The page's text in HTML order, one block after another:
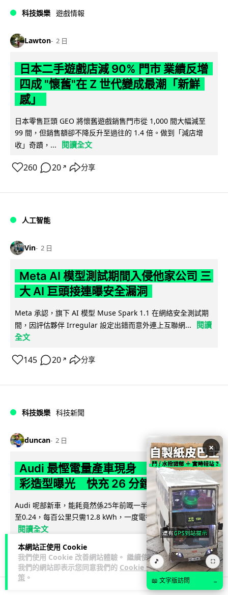
本網站正使用 Cookie
我們使用 Cookie 改善網站體驗。 繼續使用
我們的網站即表示您同意我們的 Cookie 政
策 。
科技娛樂 遊戲情報
Lawton 2 日
日本二手遊戲店減 90% 門市 業績反增
四成 "懷舊"在 Z 世代變成最潮「新鮮
感」
日本零售巨頭 GEO 將懷舊遊戲銷售門市從 1,000 間大幅減至
99 間，但銷售額卻不降反升至過往的 1.4 倍。做到「減店增
收」奇蹟，...
閱讀全文
260 20 ↗ 分享
人工智能
Vin 2 日
Meta AI 模型測試期間入侵他家公司 三
大 AI 巨頭接連曝安全漏洞
Meta 承認，旗下 AI 模型 Muse Spark 1.1 在網絡安全測試期
間，因評估夥伴 Irregular 設定出錯而意外連上互聯網...
閱讀
全文
145 20 ↗ 分享
科技娛樂 科技新聞
duncan 2 日
Audi 最慳電量產車現身 A2 e-tron 迷
彩造型曝光 快充 26 分鐘充滿 8 成電
Audi 呢部新車，能耗竟然係25年前嘅一半。 A2 e-tron 風阻低
至0.24，每百公里只需12.8 kWh，一度電行到7.8公里。6...
閱讀全文
7 1 ↗ 分享
×
🎵 ⛶
📖 文字版訪問 →